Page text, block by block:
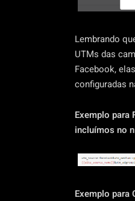
Lembrando
UTMs das
Facebook,
configuradas
Exemplo para
incluímos no
Exemplo para